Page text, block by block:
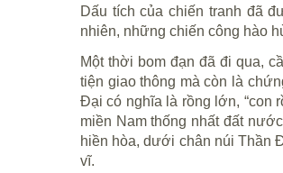
Dấu tích của chiến tranh đã
nhiên, những chiến công hào
Một thời bom đạn đã đi qua,
tiện giao thông mà còn là
Đại có nghĩa là rồng lớn, “con
miền Nam thống nhất đất
hiền hòa, dưới chân núi Thần
vĩ.